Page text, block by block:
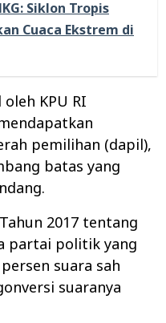
Siklon Tropis
Cuaca Ekstrem di
KPU RI
pemilihan (dapil),
batas yang
2017 tentang
partai politik yang
suara sah
suaranya